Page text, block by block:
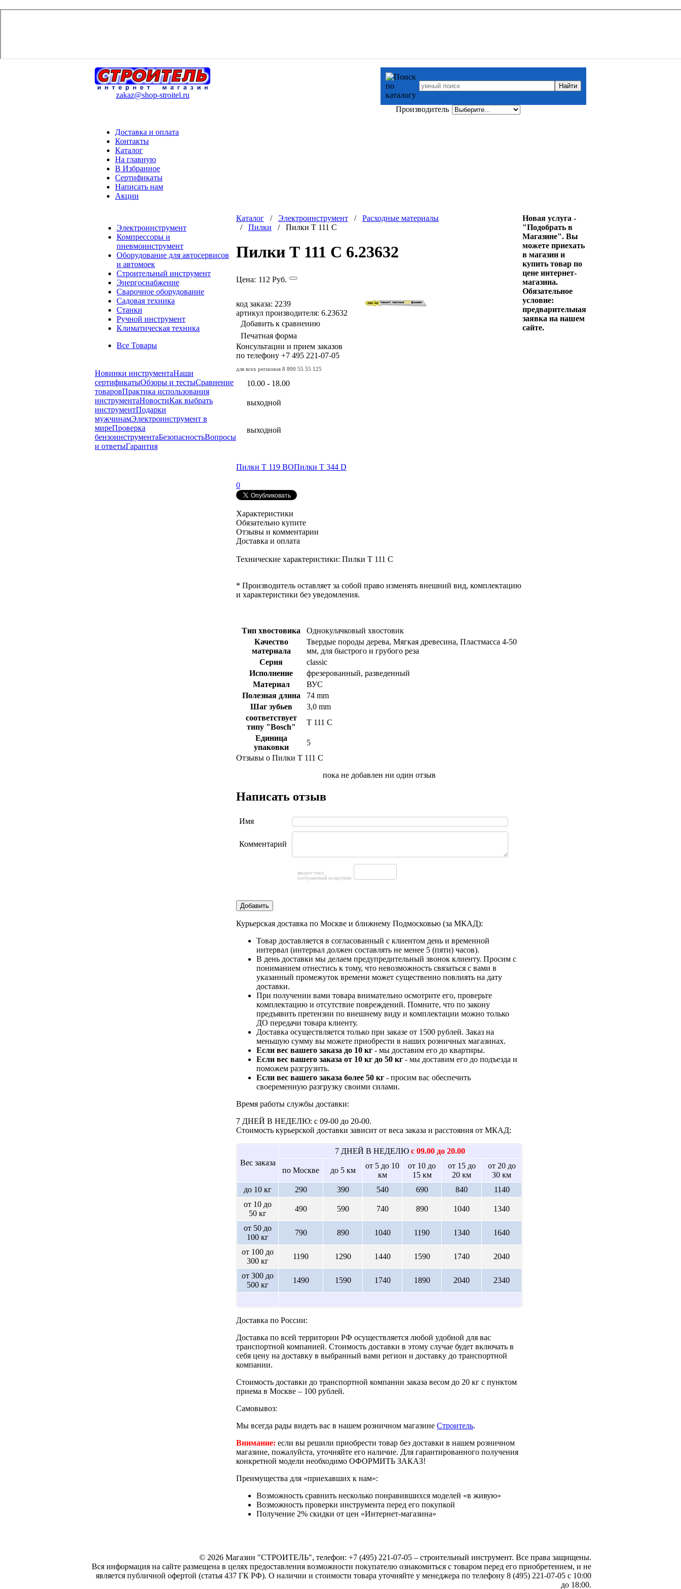
zakaz@shop-stroitel.ru
Производитель
Доставка и оплата
Контакты
Каталог
На главную
В Избранное
Сертификаты
Написать нам
Акции
Электроинструмент
Компрессоры и
пневмоинструмент
Оборудование для автосервисов
и автомоек
Строительный инструмент
Энергоснабжение
Сварочное оборудование
Садовая техника
Станки
Ручной инструмент
Климатическая техника
Все Товары
Новинки инструментаНаши
сертификатыОбзоры и тестыСравнение
товаровПрактика использования
инструментаНовостиКак выбрать
инструментПодарки
мужчинамЭлектроинструмент в
миреПроверка
бензоинструментаБезопасностьВопросы
и ответыГарантия
Каталог / Электроинструмент / Расходные материалы
/ Пилки / Пилки Т 111 С
Пилки Т 111 С 6.23632
Цена: 112 Руб.
код заказа: 2239
артикул производителя: 6.23632
Добавить к сравнению
Печатная форма
Консультации и прием заказов
по телефону +7 495 221-07-05
для всех регионов 8 800 55 55 125
10.00 - 18.00
выходной
выходной
Пилки Т 119 ВОПилки Т 344 D
0
Характеристики
Обязательно купите
Отзывы и комментарии
Доставка и оплата
Технические характеристики: Пилки Т 111 С
* Производитель оставляет за собой право изменять внешний вид, комплектацию
и характеристики без уведомления.
Тип хвостовика
Однокулачковый хвостовик
Качество
материала
Твердые породы дерева, Мягкая древесина, Пластмасса 4-50
мм, для быстрого и грубого реза
Серия
classic
Исполнение
фрезерованный, разведенный
Материал
ВУС
Полезная длина
74 mm
Шаг зубьев
3,0 mm
соответствует
типу "Bosch"
T 111 C
Единица
упаковки
5
Отзывы о Пилки Т 111 С
пока не добавлен ни один отзыв
Написать отзыв
Имя
Комментарий
введите текст,
изображенный на картинке
Добавить
Курьерская доставка по Москве и ближнему Подмосковью (за МКАД):
Товар доставляется в согласованный с клиентом день и временной
интервал (интервал должен составлять не менее 5 (пяти) часов).
В день доставки мы делаем предупредительный звонок клиенту. Просим с
пониманием отнестись к тому, что невозможность связаться с вами в
указанный промежуток времени может существенно повлиять на дату
доставки.
При получении вами товара внимательно осмотрите его, проверьте
комплектацию и отсутствие повреждений. Помните, что по закону
предъявить претензии по внешнему виду и комплектации можно только
ДО передачи товара клиенту.
Доставка осуществляется только при заказе от 1500 рублей. Заказ на
меньшую сумму вы можете приобрести в наших розничных магазинах.
Если вес вашего заказа до 10 кг - мы доставим его до квартиры.
Если вес вашего заказа от 10 кг до 50 кг - мы доставим его до подъезда и
поможем разгрузить.
Если вес вашего заказа более 50 кг - просим вас обеспечить
своеременную разгрузку своими силами.
Время работы службы доставки:
7 ДНЕЙ В НЕДЕЛЮ: с 09-00 до 20-00.
Стоимость курьерской доставки зависит от веса заказа и расстояния от МКАД:
Вес заказа
7 ДНЕЙ В НЕДЕЛЮ с 09.00 до 20.00
по Москве до 5 км
от 5 до 10
км
от 10 до
15 км
от 15 до
20 км
от 20 до
30 км
до 10 кг
290 390 540 690 840
1140
от 10 до
50 кг
490 590 740 890 1040 1340
от 50 до
100 кг
790 890 1040 1190 1340 1640
от 100 до
300 кг
1190 1290 1440 1590 1740 2040
от 300 до
500 кг
1490 1590 1740 1890 2040 2340
Доставка по России:
Доставка по всей территории РФ осуществляется любой удобной для вас
транспортной компанией. Стоимость доставки в этому случае будет включать в
себя цену на доставку в выбранный вами регион и доставку до транспортной
компании.
Стоимость доставки до транспортной компании заказа весом до 20 кг с пунктом
приема в Москве – 100 рублей.
Самовывоз:
Мы всегда рады видеть вас в нашем розничном магазине Строитель.
Внимание: если вы решили приобрести товар без доставки в нашем розничном
магазине, пожалуйста, уточняйте его наличие. Для гарантированного получения
конкретной модели необходимо ОФОРМИТЬ ЗАКАЗ!
Преимущества для «приехавших к нам»:
Возможность сравнить несколько понравившихся моделей «в живую»
Возможность проверки инструмента перед его покупкой
Получение 2% скидки от цен «Интернет-магазина»
Новая услуга -
"Подобрать в
Магазине". Вы
можете приехать
в магазин и
купить товар по
цене интернет-
магазина.
Обязательное
условие:
предварительная
заявка на нашем
сайте.
© 2026 Магазин "СТРОИТЕЛЬ", телефон: +7 (495) 221-07-05 – строительный инструмент. Все права защищены.
Вся информация на сайте размещена в целях предоставления возможности покупателю ознакомиться с товаром перед его приобретением, и не
является публичной офертой (статья 437 ГК РФ). О наличии и стоимости товара уточняйте у менеджера по телефону 8 (495) 221-07-05 с 10:00
до 18:00.